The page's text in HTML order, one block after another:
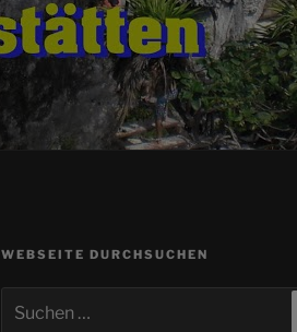
WEBSEITE DURCHSUCHEN
nach: